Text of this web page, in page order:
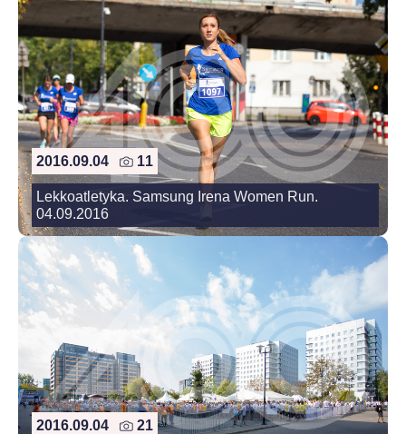
2016.09.04 11
Lekkoatletyka. Samsung Irena Women Run.
04.09.2016
2016.09.04 21